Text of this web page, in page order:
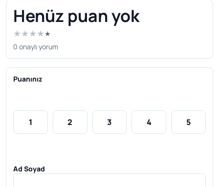
Henüz puan yok
★★★★★
0 onaylı yorum
Puanınız
1 2 3 4 5
Ad Soyad